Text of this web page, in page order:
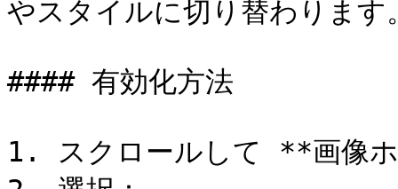
やスタイルに切り替わります
#### 有効化方法
1. スクロールして **画像